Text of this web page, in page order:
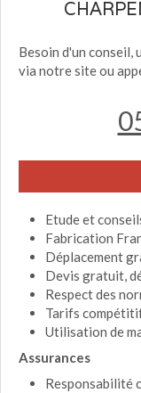
Besoin d'un conseil,
via notre site ou
Etude et
Fabrication
Déplacement
Devis gratuit,
Respect des
Tarifs
Utilisation de
Assurances
Responsabilité